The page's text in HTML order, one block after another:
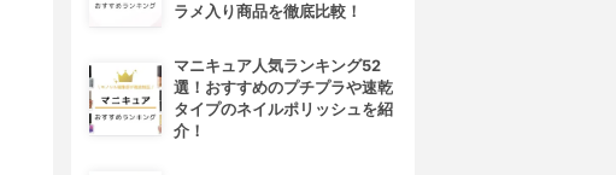
ラメ入り商品を徹底比較！
マニキュア人気ランキング52
選！おすすめのプチプラや速乾
タイプのネイルポリッシュを紹
介！